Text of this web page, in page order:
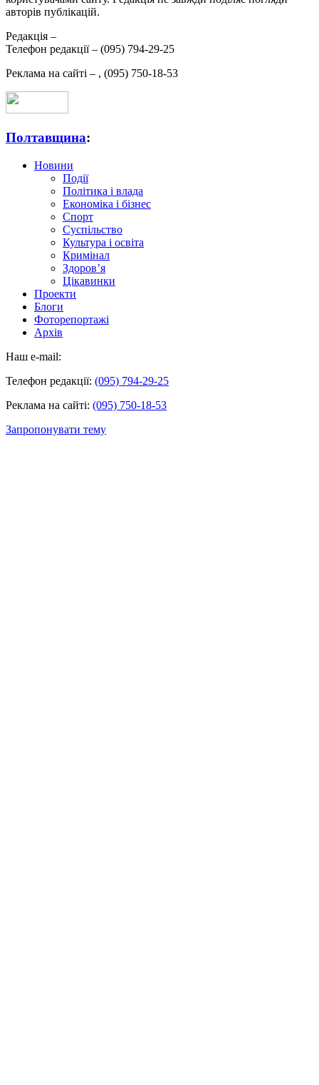
авторів публікацій.
Редакція –
Телефон редакції – (095) 794-29-25
Реклама на сайті – , (095) 750-18-53
Полтавщина:
Новини
Події
Політика і влада
Економіка і бізнес
Спорт
Суспільство
Культура і освіта
Кримінал
Здоров’я
Цікавинки
Проекти
Блоги
Фоторепортажі
Архів
Наш e-mail:
Телефон редакції: (095) 794-29-25
Реклама на сайті: (095) 750-18-53
Запропонувати тему